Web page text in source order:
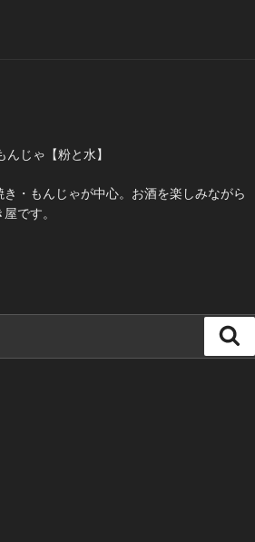
じゃ【粉と水】
・もんじゃが中心。お酒を楽しみながら
です。
索